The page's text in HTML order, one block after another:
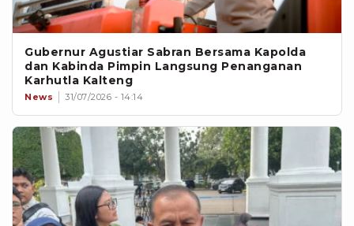
Gubernur Agustiar Sabran Bersama Kapolda
dan Kabinda Pimpin Langsung Penanganan
Karhutla Kalteng
News 31/07/2026 - 14:14